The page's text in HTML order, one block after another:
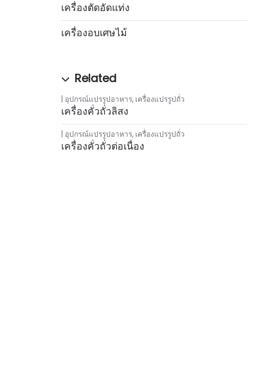
เครื่องตัดอัดแท่ง
เครื่องอบเศษไม้
อุปกรณ์แปรรูปอาหาร, เครื่องแปรรูปถั่ว
เครื่องคั่วถั่วลิสง
อุปกรณ์แปรรูปอาหาร, เครื่องแปรรูปถั่ว
เครื่องคั่วถั่วต่อเนื่อง